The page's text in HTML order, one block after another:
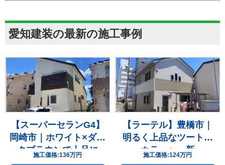
愛知建装の最新の施工事例
【スーパーセランG4】
岡崎市｜ホワイト×ダー
クブラウンで上品に
施工価格:136万円
【ラーテル】豊橋市｜
明るく上品なツートン
カラーへ一新
施工価格:124万円